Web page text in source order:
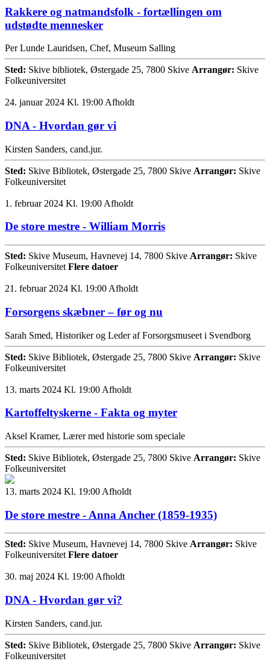
Rakkere og natmandsfolk - fortællingen om
udstødte mennesker
Per Lunde Lauridsen, Chef, Museum Salling
Sted: Skive bibliotek, Østergade 25, 7800 Skive Arrangør: Skive
Folkeuniversitet
24. januar 2024 Kl. 19:00 Afholdt
DNA - Hvordan gør vi
Kirsten Sanders, cand.jur.
Sted: Skive Bibliotek, Østergade 25, 7800 Skive Arrangør: Skive
Folkeuniversitet
1. februar 2024 Kl. 19:00 Afholdt
De store mestre - William Morris
Sted: Skive Museum, Havnevej 14, 7800 Skive Arrangør: Skive
Folkeuniversitet Flere datoer
21. februar 2024 Kl. 19:00 Afholdt
Forsorgens skæbner – før og nu
Sarah Smed, Historiker og Leder af Forsorgsmuseet i Svendborg
Sted: Skive Bibliotek, Østergade 25, 7800 Skive Arrangør: Skive
Folkeuniversitet
13. marts 2024 Kl. 19:00 Afholdt
Kartoffeltyskerne - Fakta og myter
Aksel Kramer, Lærer med historie som speciale
Sted: Skive Bibliotek, Østergade 25, 7800 Skive Arrangør: Skive
Folkeuniversitet
13. marts 2024 Kl. 19:00 Afholdt
De store mestre - Anna Ancher (1859-1935)
Sted: Skive Museum, Havnevej 14, 7800 Skive Arrangør: Skive
Folkeuniversitet Flere datoer
30. maj 2024 Kl. 19:00Afholdt
DNA - Hvordan gør vi?
Kirsten Sanders, cand.jur.
Sted: Skive Bibliotek, Østergade 25, 7800 Skive Arrangør: Skive
Folkeuniversitet